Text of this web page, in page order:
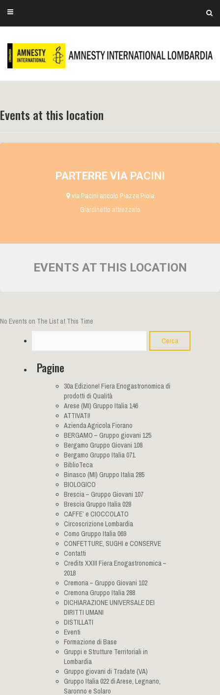
Events at this location
PARTERRE VIA PACINI
via Pacini ancolo Piazza Piola
Giardinetto attrezzato
EVENTS AT THIS LOCATION
No Events on The List at This Time
Pagine
30a Edizione! Fiera Enogastronomica di
prodotti di Qualità
Arese (MI) Gruppo Italia 146
ATTIVATI!
Azienda Agricola Fiorano
BERGAMO – Gruppo giovani 125
Bergamo Gruppo Giovani 108
Bergamo Gruppo Italia 071
BiblioTeca
Binasco (MI) Gruppo Italia 285
BIOLOGICO
Brescia – Gruppo Giovani 107
Brescia Gruppo Italia 028
CAFFE’ e CIOCCOLATO
Circoscrizione Lombardia
Como Gruppo Italia 069
CONFETTURE, SUGHI e CONSERVE
Contatti
Credits XXIII Fiera Enogastronomica –
2018
Cremona – Gruppo Giovani 102
Cremona Gruppo Italia 288
DICHIARAZIONE UNIVERSALE DEI
DIRITTI UMANI
DISTILLATI
Eventi
Formazione di Base
Gruppi e Strutture Territoriali in
Lombardia
Gruppo giovani di Tradate (VA)
Gruppo Italia 022 di Arese, Legnano,
Saronno e Solaro